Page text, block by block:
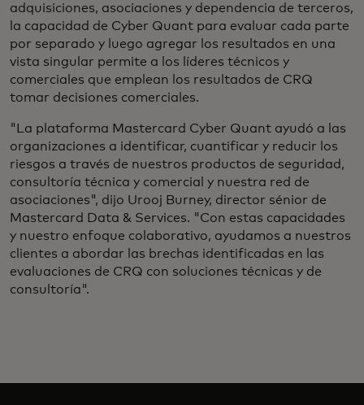
adquisiciones, asociaciones y dependencia de terceros,
la capacidad de Cyber Quant para evaluar cada parte
por separado y luego agregar los resultados en una
vista singular permite a los líderes técnicos y
comerciales que emplean los resultados de CRQ
tomar decisiones comerciales.
"La plataforma Mastercard Cyber Quant ayudó a las
organizaciones a identificar, cuantificar y reducir los
riesgos a través de nuestros productos de seguridad,
consultoría técnica y comercial y nuestra red de
asociaciones", dijo Urooj Burney, director sénior de
Mastercard Data & Services. "Con estas capacidades
y nuestro enfoque colaborativo, ayudamos a nuestros
clientes a abordar las brechas identificadas en las
evaluaciones de CRQ con soluciones técnicas y de
consultoría".